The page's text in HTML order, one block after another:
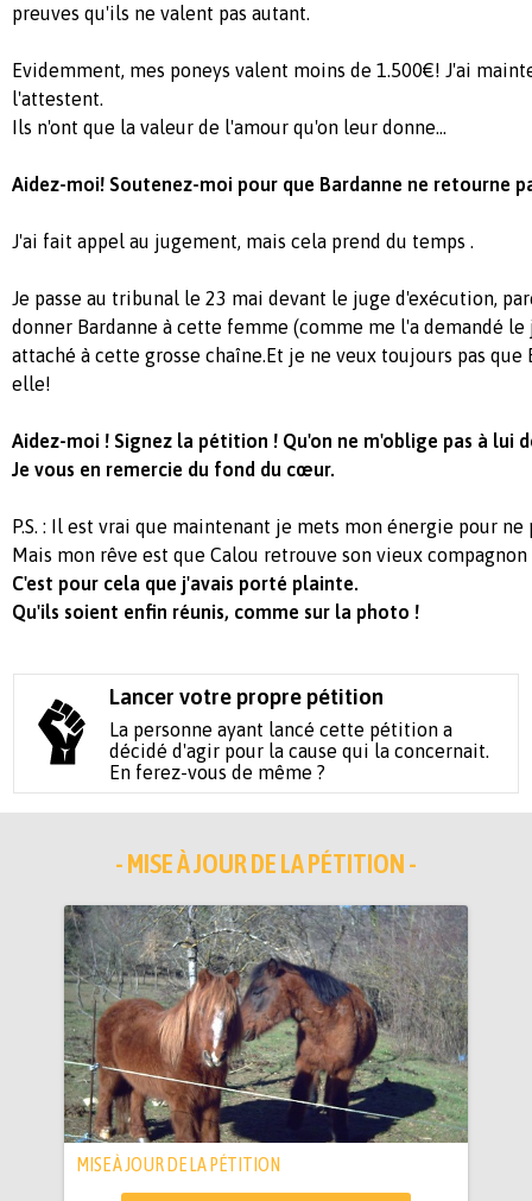
preuves qu'ils ne valent pas autant.
Evidemment, mes poneys valent moins de 1.500€! J'ai
l'attestent.
Ils n'ont que la valeur de l'amour qu'on leur donne...
Aidez-moi! Soutenez-moi pour que Bardanne ne retourne
J'ai fait appel au jugement, mais cela prend du temps .
Je passe au tribunal le 23 mai devant le juge d'exécution,
donner Bardanne à cette femme (comme me l'a demandé
attaché à cette grosse chaîne.Et je ne veux toujours pas que
elle!
Aidez-moi ! Signez la pétition ! Qu'on ne m'oblige pas à lui
Je vous en remercie du fond du cœur.
P.S. : Il est vrai que maintenant je mets mon énergie pour ne
Mais mon rêve est que Calou retrouve son vieux compagnon
C'est pour cela que j'avais porté plainte.
Qu'ils soient enfin réunis, comme sur la photo !
Lancer votre propre pétition
La personne ayant lancé cette pétition a
décidé d'agir pour la cause qui la concernait.
En ferez-vous de même ?
- MISE À JOUR DE LA PÉTITION -
MISE À JOUR DE LA PÉTITION